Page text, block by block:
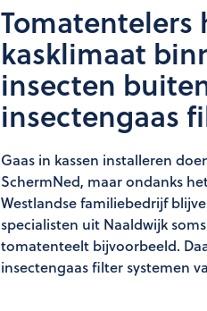
Tomatentelers
kasklimaat
insecten
insectengaas
Gaas in kassen installeren
SchermNed, maar ondanks
Westlandse familiebedrijf
specialisten uit Naaldwijk
tomatenteelt bijvoorbeeld.
insectengaas filter systemen